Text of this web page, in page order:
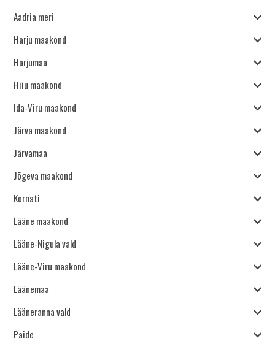
Aadria meri
Harju maakond
Harjumaa
Hiiu maakond
Ida-Viru maakond
Järva maakond
Järvamaa
Jõgeva maakond
Kornati
Lääne maakond
Lääne-Nigula vald
Lääne-Viru maakond
Läänemaa
Lääneranna vald
Paide